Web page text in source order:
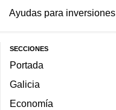
Ayudas para inversiones
SECCIONES
Portada
Galicia
Economía